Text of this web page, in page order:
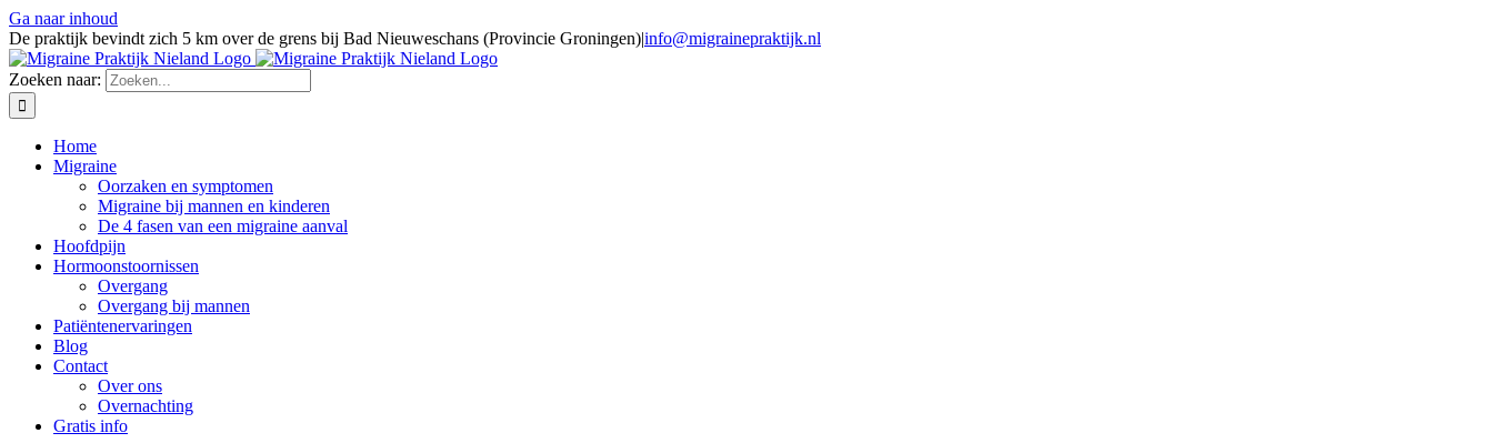
Ga naar inhoud
De praktijk bevindt zich 5 km over de grens bij Bad Nieuweschans (Provincie Groningen)|info@migrainepraktijk.nl
Zoeken naar:
Home
Migraine
Oorzaken en symptomen
Migraine bij mannen en kinderen
De 4 fasen van een migraine aanval
Hoofdpijn
Hormoonstoornissen
Overgang
Overgang bij mannen
Patiëntenervaringen
Blog
Contact
Over ons
Overnachting
Gratis info